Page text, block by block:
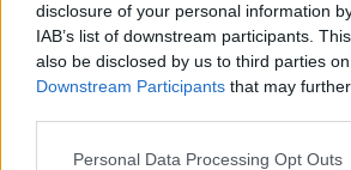
disclosure of your personal information
IAB’s list of downstream participants.
also be disclosed by us to third parties
Downstream Participants that may
Personal Data Processing Opt Outs